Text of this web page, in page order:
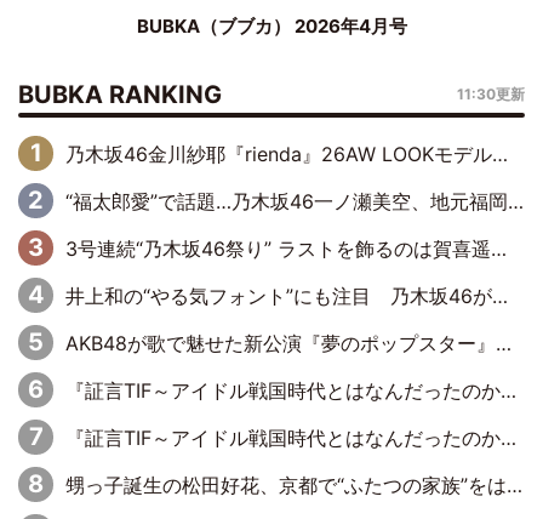
BUBKA（ブブカ） 2026年4月号
BUBKA RANKING 11:30更新
乃木坂46金川紗耶『rienda』26AW LOOKモデルに就任
“福太郎愛”で話題…乃木坂46一ノ瀬美空、地元福岡『めんべい25周年トップサポーター』に就任
3号連続“乃木坂46祭り” ラストを飾るのは賀喜遥香…5年ぶりの登場に「5年分大人になった私を見ていただけたら」
井上和の“やる気フォント”にも注目 乃木坂46が挑んだ書道パフォーマンスの舞台裏
AKB48が歌で魅せた新公演『夢のポップスター』 初日から全身全霊のステージ
『証言TIF～アイドル戦国時代とはなんだったのか～』第6回：でんぱ組.inc・古川未鈴×相沢梨紗「『ハロプロやりたかったな』って言ったら、夢眠ねむさんに『てめえはでんぱ組．incなんだよ！』って肩パンされて(笑)」
『証言TIF～アイドル戦国時代とはなんだったのか～』第11回：私立恵比寿中学・真山りか×安本彩花「TIFで10年ぶりのキョンシーメイクをしたら、場を完全に引かせてしまって。時代が変わったんだなって」
甥っ子誕生の松田好花、京都で“ふたつの家族”をはしご！ “母”黒谷友香に見送られ、“父”松岡昌宏とはハシゴ酒